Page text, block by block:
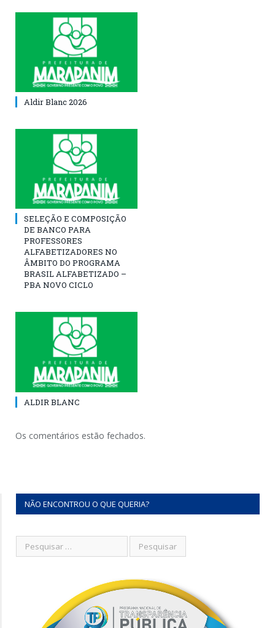
Aldir Blanc 2026
SELEÇÃO E COMPOSIÇÃO
DE BANCO PARA
PROFESSORES
ALFABETIZADORES NO
ÂMBITO DO PROGRAMA
BRASIL ALFABETIZADO –
PBA NOVO CICLO
ALDIR BLANC
Os comentários estão fechados.
NÃO ENCONTROU O QUE QUERIA?